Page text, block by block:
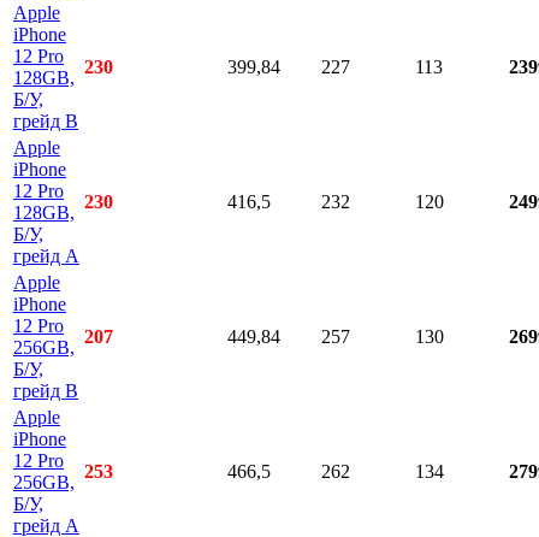
Apple
iPhone
12 Pro
128GB,
Б/У,
грейд B
230 399,84 227 113
Apple
iPhone
12 Pro
128GB,
Б/У,
грейд A
230 416,5 232 120
Apple
iPhone
12 Pro
256GB,
Б/У,
грейд B
207 449,84 257 130
Apple
iPhone
12 Pro
256GB,
Б/У,
грейд A
253 466,5 262 134